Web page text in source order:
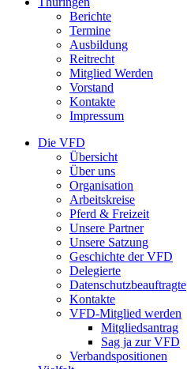
Berichte
Termine
Ausbildung
Reitrecht
Mitglied Werden
Vorstand
Kontakte
Impressum
Die VFD
Übersicht
Über uns
Organisation
Arbeitskreise
Pferd & Freizeit
Unsere Partner
Unsere Satzung
Geschichte der VFD
Delegierte
Datenschutzbeauftragte
Kontakte
VFD-Mitglied werden
Mitgliedsantrag
Sag ja zur VFD
Verbandspositionen